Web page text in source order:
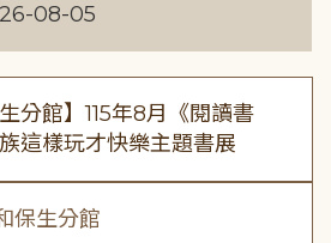
08-05
生分館】115年8月《閱讀書
這樣玩才快樂主題書展
保生分館